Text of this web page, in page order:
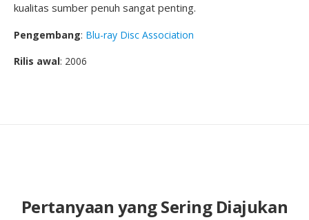
kualitas sumber penuh sangat penting.
Pengembang: Blu-ray Disc Association
Rilis awal: 2006
Pertanyaan yang Sering Diajukan